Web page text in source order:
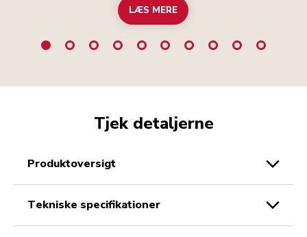
LÆS MERE
Tjek detaljerne
produktoversigt
tekniske specifikationer